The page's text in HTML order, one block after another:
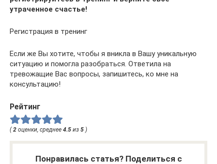
утраченное счастье!
Регистрация в тренинг
Если же Вы хотите, чтобы я вникла в Вашу уникальную
ситуацию и помогла разобраться. Ответила на
тревожащие Вас вопросы, запишитесь, ко мне на
консультацию!
Рейтинг
(2 оценки, среднее 4.5 из 5 )
Понравилась статья? Поделиться с